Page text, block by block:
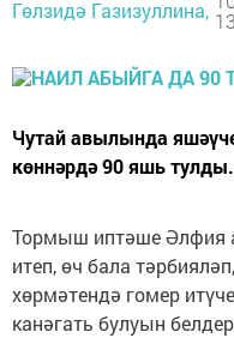
Гөлзидә Газизуллина,
Чутай авылында
көннәрдә 90 яшь тулды.
Тормыш иптәше Әлфия
итеп, өч бала
хөрмәтендә гомер
канәгать булуын